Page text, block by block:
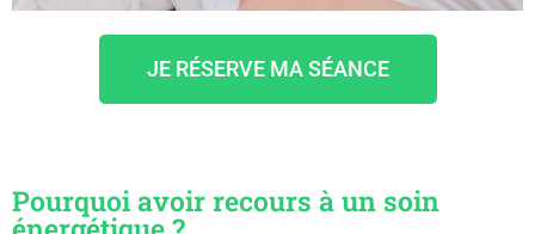
JE RÉSERVE MA SÉANCE
Pourquoi avoir recours à un soin